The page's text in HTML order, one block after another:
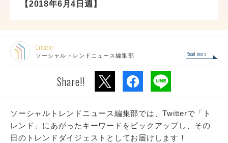
【2018年6月4日週】
Creator
ソーシャルトレンドニュース編集部 Read more
Share!!
ソーシャルトレンドニュース編集部では、Twitterで「ト
レンド」にあがったキーワードをピックアップし、その
日のトレンドダイジェストとしてお届けします！